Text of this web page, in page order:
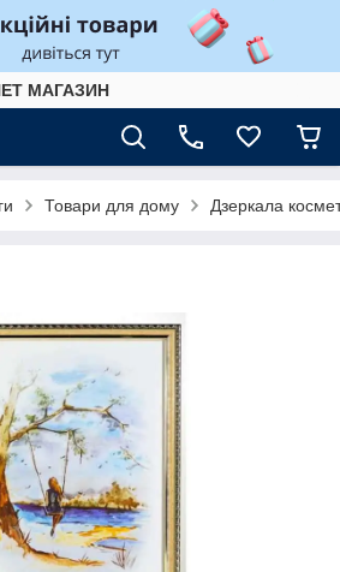
МАГАЗИН
Товари для дому Дзеркала